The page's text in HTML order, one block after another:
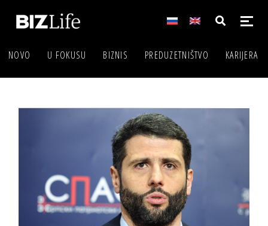
NOVO U FOKUSU BIZNIS PREDUZETNIŠTVO KARIJERA